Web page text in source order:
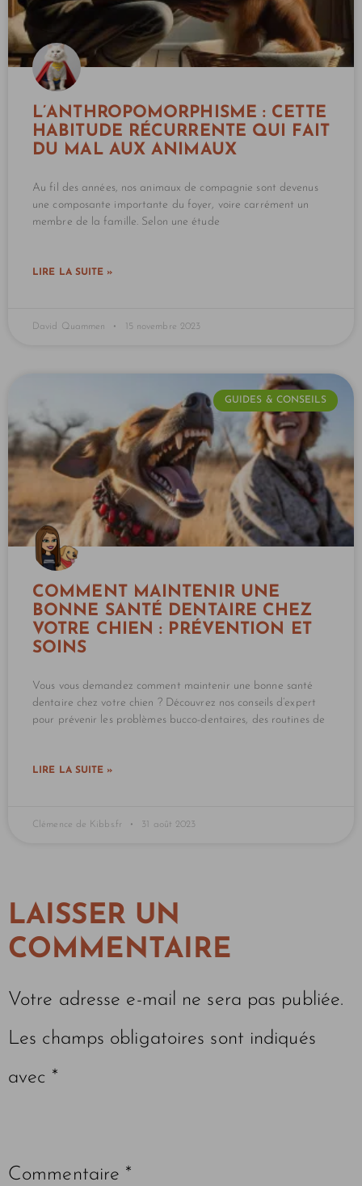
L’ANTHROPOMORPHISME : CETTE
HABITUDE RÉCURRENTE QUI FAIT
DU MAL AUX ANIMAUX
Au fil des années, nos animaux de compagnie sont devenus
une composante importante du foyer, voire carrément un
membre de la famille. Selon une étude
LIRE LA SUITE »
David Quammen 15 novembre 2023
GUIDES & CONSEILS
COMMENT MAINTENIR UNE
BONNE SANTÉ DENTAIRE CHEZ
VOTRE CHIEN : PRÉVENTION ET
SOINS
Vous vous demandez comment maintenir une bonne santé
dentaire chez votre chien ? Découvrez nos conseils d’expert
pour prévenir les problèmes bucco-dentaires, des routines de
LIRE LA SUITE »
Clémence de Kibbs.fr 31 août 2023
LAISSER UN
COMMENTAIRE
Votre adresse e-mail ne sera pas publiée.
Les champs obligatoires sont indiqués
avec *
Commentaire *